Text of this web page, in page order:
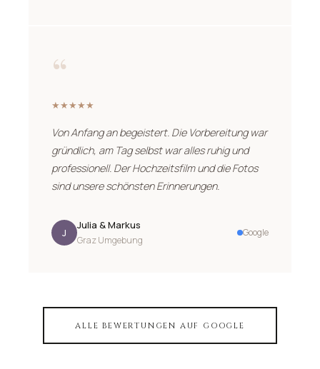
“
★★★★★
Von Anfang an begeistert. Die Vorbereitung war
gründlich, am Tag selbst war alles ruhig und
professionell. Der Hochzeitsfilm und die Fotos
sind unsere schönsten Erinnerungen.
J
Julia & Markus
Graz Umgebung
Google
ALLE BEWERTUNGEN AUF GOOGLE